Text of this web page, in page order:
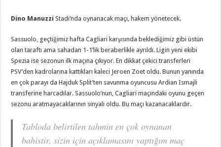
Dino Manuzzi Stadı’nda oynanacak maçı, hakemyönetecek.
Sassuolo, geçtiğimiz hafta Cagliari karşısında beklediğimiz gibi üstün
olan taraftı ama sahadan 1-1’lik beraberlikle ayrıldı. Ligin yeni ekibi
Spezia ise sezonun ilk maçına çıkıyor. En dikkat çekici transferleri
PSV’den kadrolarına kattıkları kaleci Jeroen Zoet oldu. Bunun yanında
en çok parayı da Hajduk Split’ten savunma oyuncusu Ardian Ismajli
transferine harcadılar. Sassuolo’nun, Cagliari maçındaki oyunu geçen
sezonu aratmayacaklarının sinyali oldu. Bu maçı kazanacaklardır.
Tabloda belirtilen tahmin en çok oynanan
bahistir, sizin için açıklamasını yaptığım maç